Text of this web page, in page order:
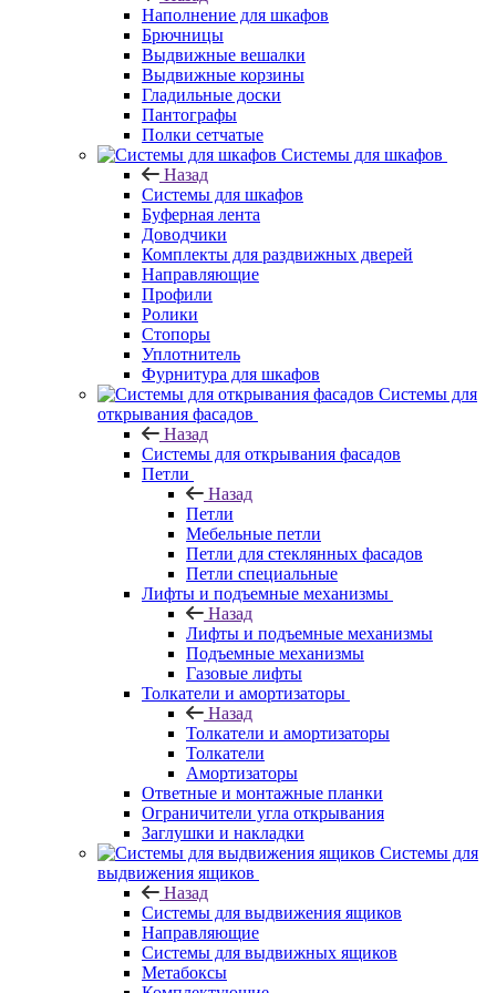
Наполнение для шкафов
Брючницы
Выдвижные вешалки
Выдвижные корзины
Гладильные доски
Пантографы
Полки сетчатые
Системы для шкафов
Назад
Системы для шкафов
Буферная лента
Доводчики
Комплекты для раздвижных дверей
Направляющие
Профили
Ролики
Стопоры
Уплотнитель
Фурнитура для шкафов
Системы для
открывания фасадов
Назад
Системы для открывания фасадов
Петли
Назад
Петли
Мебельные петли
Петли для стеклянных фасадов
Петли специальные
Лифты и подъемные механизмы
Назад
Лифты и подъемные механизмы
Подъемные механизмы
Газовые лифты
Толкатели и амортизаторы
Назад
Толкатели и амортизаторы
Толкатели
Амортизаторы
Ответные и монтажные планки
Ограничители угла открывания
Заглушки и накладки
Системы для
выдвижения ящиков
Назад
Системы для выдвижения ящиков
Направляющие
Системы для выдвижных ящиков
Метабоксы